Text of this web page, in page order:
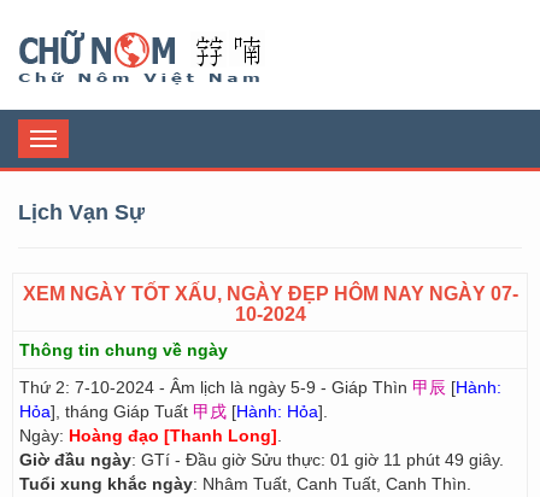
Toggle
navigation
Lịch Vạn Sự
XEM NGÀY TỐT XẤU, NGÀY ĐẸP HÔM NAY NGÀY 07-
10-2024
Thông tin chung về ngày
Thứ 2: 7-10-2024 - Âm lịch là ngày 5-9 - Giáp Thìn 甲辰 [Hành:
Hỏa], tháng Giáp Tuất 甲戌 [Hành: Hỏa].
Ngày: Hoàng đạo [Thanh Long]
Giờ đầu ngày: GTí - Đầu giờ Sửu thực: 01 giờ 11 phút 49 giây.
Tuổi xung khắc ngày: Nhâm Tuất, Canh Tuất, Canh Thìn.